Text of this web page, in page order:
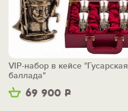
69 900 Р
VIP-набор в кейсе "Гусарская
баллада"